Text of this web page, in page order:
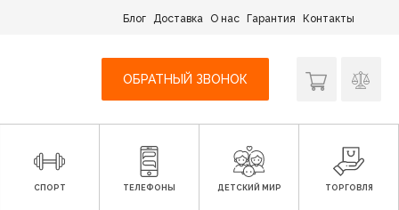
Блог Доставка О нас Гарантия Контакты
ОБРАТНЫЙ ЗВОНОК
СПОРТ ТЕЛЕФОНЫ ДЕТСКИЙ МИР ТОРГОВЛЯ